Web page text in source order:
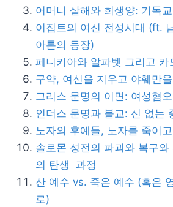
어머니 살해와 희생양: 기독
이집트의 여신 전성시대 (ft.
아톤의 등장)
페니키아와 알파벳 그리고 카
구약, 여신을 지우고 야훼만
그리스 문명의 이면: 여성혐
인더스 문명과 불교: 신 없는
노자의 후예들, 노자를 죽이
솔로몬 성전의 파괴와 복구
의 탄생 과정
산 예수 vs. 죽은 예수 (혹은
로)